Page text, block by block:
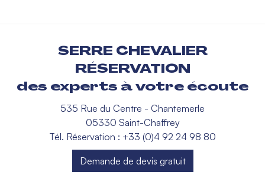
SERRE CHEVALIER
RÉSERVATION
des experts à votre écoute
535 Rue du Centre - Chantemerle
05330 Saint-Chaffrey
Tél. Réservation : +33 (0)4 92 24 98 80
Demande de devis gratuit